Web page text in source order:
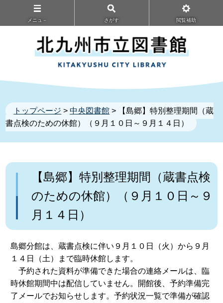
メニュ－ さがす 閲覧補助
トップページ >中央図書館 > 【島郷】特別整理期間（蔵
書点検のための休館）（９月１０日～９月１４日）
【島郷】特別整理期間（蔵書点検
のための休館）（９月１０日～９
月１４日）
島郷分館は、蔵書点検に伴い９月１０日（火）から９月
１４日（土）まで臨時休館します。
予約された資料が準備できた場合の連絡メールは、臨
時休館期間中は配信していません。開館後、予約準備完
了メールでお知らせします。予約状況一覧で準備が確認